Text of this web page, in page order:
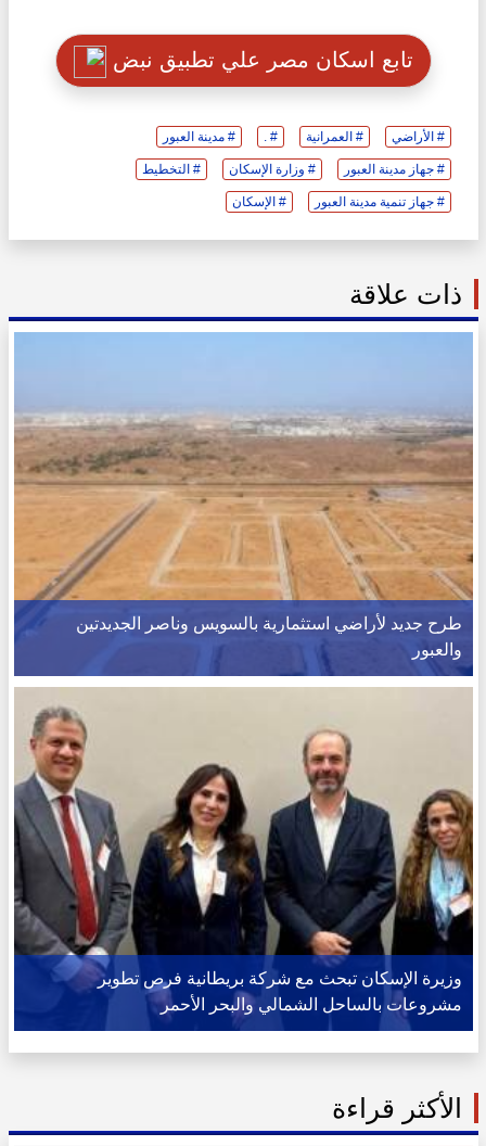
تابع اسكان مصر علي تطبيق نبض
# الأراضي # العمرانية # . # مدينة العبور
# جهاز مدينة العبور # وزارة الإسكان # التخطيط
# جهاز تنمية مدينة العبور # الإسكان
ذات علاقة
طرح جديد لأراضي استثمارية بالسويس وناصر الجديدتين
والعبور
وزيرة الإسكان تبحث مع شركة بريطانية فرص تطوير
مشروعات بالساحل الشمالي والبحر الأحمر
الأكثر قراءة